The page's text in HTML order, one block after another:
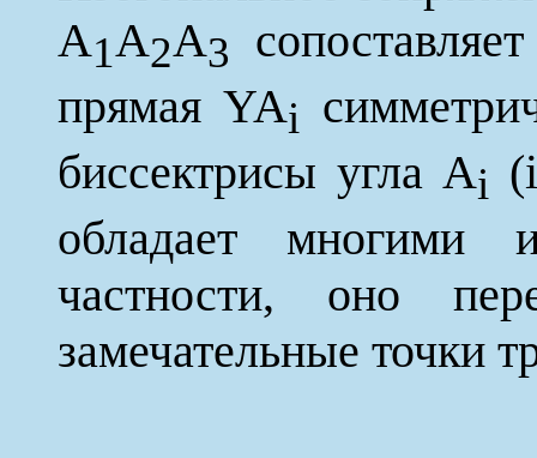
A1A2A3
прямая YAi
биссектрисы угла Ai
обладает многими
частности, оно
замечательные точки